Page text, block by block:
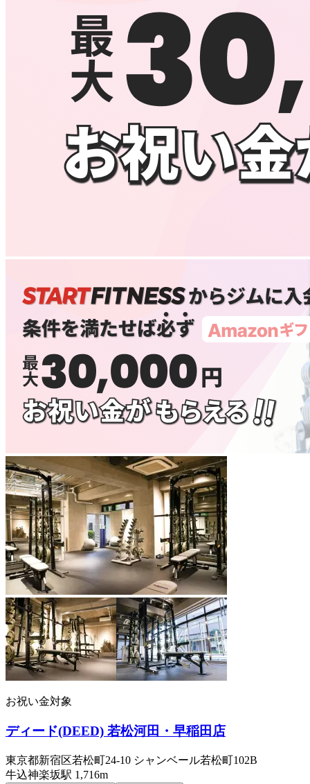
お祝い金対象
ディード(DEED) 若松河田・早稲田店
東京都新宿区若松町24-10 シャンベール若松町102B
牛込神楽坂駅 1,716m